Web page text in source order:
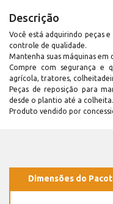
Descrição
Você está adquirindo peças
controle de qualidade.
Mantenha suas máquinas em
Compre com segurança e
agrícola, tratores,
Peças de reposição para
desde o plantio até a colheita.
Produto vendido por
Dimensões do